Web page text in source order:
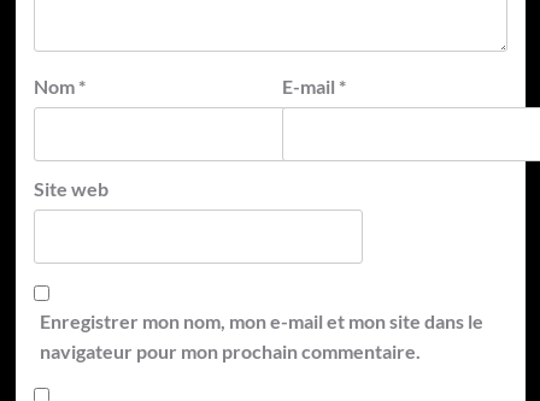
Nom * E-mail *
Site web
Enregistrer mon nom, mon e-mail et mon site dans le
navigateur pour mon prochain commentaire.